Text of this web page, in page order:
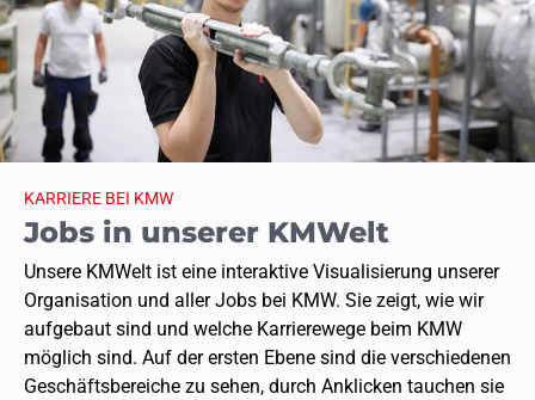
KARRIERE BEI KMW
Jobs in unserer KMWelt
Unsere KMWelt ist eine interaktive Visualisierung unserer
Organisation und aller Jobs bei KMW. Sie zeigt, wie wir
aufgebaut sind und welche Karrierewege beim KMW
möglich sind. Auf der ersten Ebene sind die verschiedenen
Geschäftsbereiche zu sehen, durch Anklicken tauchen sie